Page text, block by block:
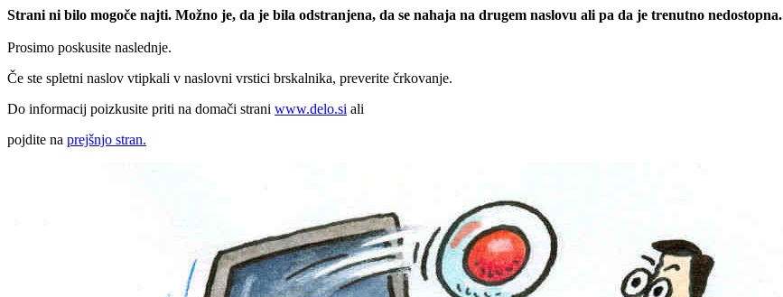
Strani ni bilo mogoče najti. Možno je, da je bila odstranjena, da se nahaja na drugem naslovu ali pa da je trenutno nedostopna.
Prosimo poskusite naslednje.
Če ste spletni naslov vtipkali v naslovni vrstici brskalnika, preverite črkovanje.
Do informacij poizkusite priti na domači strani www.delo.si ali
pojdite na prejšnjo stran.